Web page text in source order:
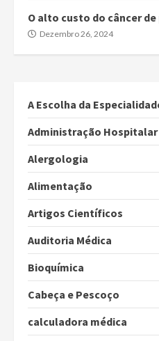
O alto custo do câncer de
Dezembro 26, 2024
A Escolha da
Administração Hospitalar
Alergologia
Alimentação
Artigos Científicos
Auditoria Médica
Bioquímica
Cabeça e Pescoço
calculadora médica